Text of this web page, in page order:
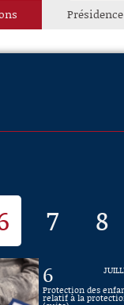
Présidence
7 8
6
Protection des
relatif à la